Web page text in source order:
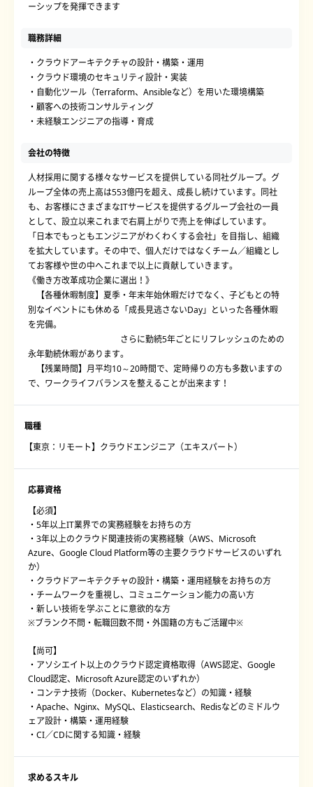
ーシップを発揮できます
職務詳細
・クラウドアーキテクチャの設計・構築・運用
・クラウド環境のセキュリティ設計・実装
・自動化ツール（Terraform、Ansibleなど）を用いた環境構築
・顧客への技術コンサルティング
・未経験エンジニアの指導・育成
会社の特徴
人材採用に関する様々なサービスを提供している同社グループ。グ
ループ全体の売上高は553億円を超え、成長し続けています。同社
も、お客様にさまざまなITサービスを提供するグループ会社の一員
として、設立以来これまで右肩上がりで売上を伸ばしています。
「日本でもっともエンジニアがわくわくする会社」を目指し、組織
を拡大しています。その中で、個人だけではなくチーム／組織とし
てお客様や世の中へこれまで以上に貢献していきます。
《働き方改革成功企業に選出！》
【各種休暇制度】夏季・年末年始休暇だけでなく、子どもとの特
別なイベントにも休める「成長見逃さないDay」といった各種休暇
を完備。
さらに勤続5年ごとにリフレッシュのための
永年勤続休暇があります。
【残業時間】月平均10～20時間で、定時帰りの方も多数いますの
で、ワークライフバランスを整えることが出来ます！
職種
【東京：リモート】クラウドエンジニア（エキスパート）
応募資格
【必須】
・5年以上IT業界での実務経験をお持ちの方
・3年以上のクラウド関連技術の実務経験（AWS、Microsoft
Azure、Google Cloud Platform等の主要クラウドサービスのいずれ
か）
・クラウドアーキテクチャの設計・構築・運用経験をお持ちの方
・チームワークを重視し、コミュニケーション能力の高い方
・新しい技術を学ぶことに意欲的な方
※ブランク不問・転職回数不問・外国籍の方もご活躍中※
【尚可】
・アソシエイト以上のクラウド認定資格取得（AWS認定、Google
Cloud認定、Microsoft Azure認定のいずれか）
・コンテナ技術（Docker、Kubernetesなど）の知識・経験
・Apache、Nginx、MySQL、Elasticsearch、Redisなどのミドルウ
ェア設計・構築・運用経験
・CI／CDに関する知識・経験
求めるスキル